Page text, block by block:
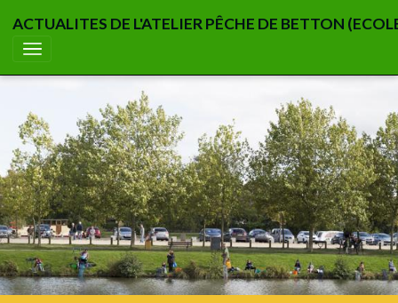
ACTUALITES DE L'ATELIER PÊCHE DE BETTON